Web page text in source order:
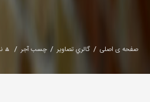
صفحه ی اصلی /گالري تصاوير/چسب آجر/
🔼